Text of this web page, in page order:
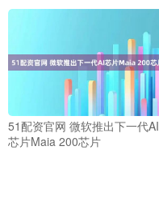
51配资官网 微软推出下一代AI
芯片Maia 200芯片